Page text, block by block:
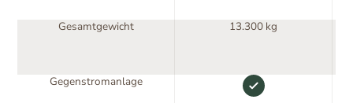
Gesamtgewicht 13.300 kg
Gegenstromanlage